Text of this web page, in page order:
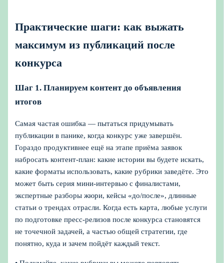
Практические шаги: как выжать
максимум из публикаций после
конкурса
Шаг 1. Планируем контент до объявления
итогов
Самая частая ошибка — пытаться придумывать
публикации в панике, когда конкурс уже завершён.
Гораздо продуктивнее ещё на этапе приёма заявок
набросать контент-план: какие истории вы будете искать,
какие форматы использовать, какие рубрики заведёте. Это
может быть серия мини-интервью с финалистами,
экспертные разборы жюри, кейсы «до/после», длинные
статьи о трендах отрасли. Когда есть карта, любые услуги
по подготовке пресс-релизов после конкурса становятся
не точечной задачей, а частью общей стратегии, где
понятно, куда и зачем пойдёт каждый текст.